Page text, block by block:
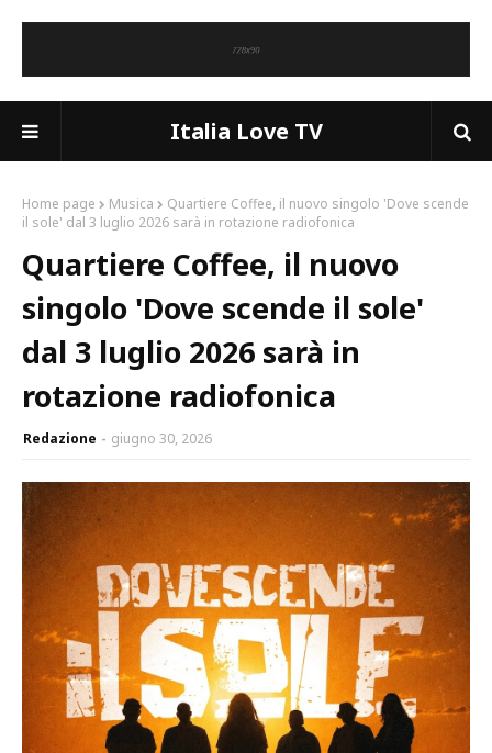
Italia Love TV
Home page Musica
Quartiere Coffee, il nuovo singolo 'Dove scende
il sole' dal 3 luglio 2026 sarà in rotazione radiofonica
Quartiere Coffee, il nuovo
singolo 'Dove scende il sole'
dal 3 luglio 2026 sarà in
rotazione radiofonica
Redazione giugno 30, 2026